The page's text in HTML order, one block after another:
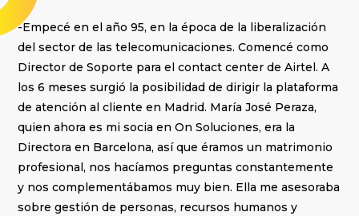
-Empecé en el año 95, en la época de la liberalización
del sector de las telecomunicaciones. Comencé como
Director de Soporte para el contact center de Airtel. A
los 6 meses surgió la posibilidad de dirigir la plataforma
de atención al cliente en Madrid. María José Peraza,
quien ahora es mi socia en On Soluciones, era la
Directora en Barcelona, así que éramos un matrimonio
profesional, nos hacíamos preguntas constantemente
y nos complementábamos muy bien. Ella me asesoraba
sobre gestión de personas, recursos humanos y